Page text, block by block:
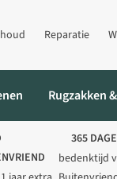
Reparatie
Rugzakken
365
bedenktijd